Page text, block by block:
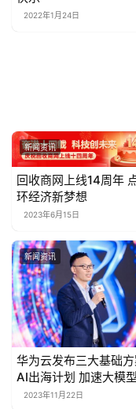
关
于
我
们
系
我
们
2022年1月24日
新闻资讯
回收商网上线14周年
环经济新梦想
2023年6月15日
新闻资讯
华为云发布三大基础
AI出海计划 加速大模
发展
2023年11月22日